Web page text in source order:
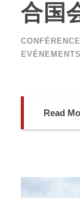
合国
CONFÉRENCE
EVÉNEMENTS
Read